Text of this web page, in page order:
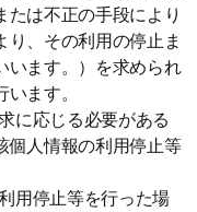
たは不正の手段により
、その利用の停止ま
います。）を求められ
ます。
に応じる必要がある
個人情報の利用停止等
用停止等を行った場